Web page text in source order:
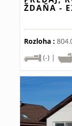
ŽDAŇA -
Rozloha :
(-) |